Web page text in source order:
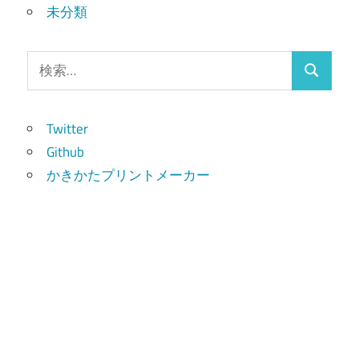
未分類
索:
検
Twitter
Github
かきかたプリントメーカー